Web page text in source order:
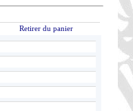
Retirer du panier